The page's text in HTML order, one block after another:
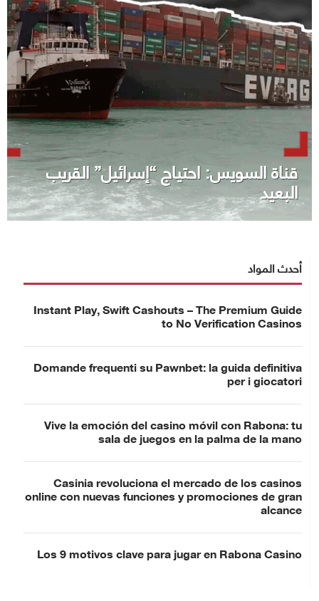
قناة السويس: احتياج “إسرائيل” القريب
البعيد
أحدث المواد
Instant Play, Swift Cashouts – The Premium Guide
to No Verification Casinos
Domande frequenti su Pawnbet: la guida definitiva
per i giocatori
Vive la emoción del casino móvil con Rabona: tu
sala de juegos en la palma de la mano
Casinia revoluciona el mercado de los casinos
online con nuevas funciones y promociones de gran
alcance
Los 9 motivos clave para jugar en Rabona Casino